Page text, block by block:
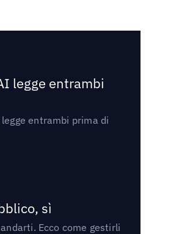
legge entrambi
entrambi prima di
sì
Ecco come gestirli